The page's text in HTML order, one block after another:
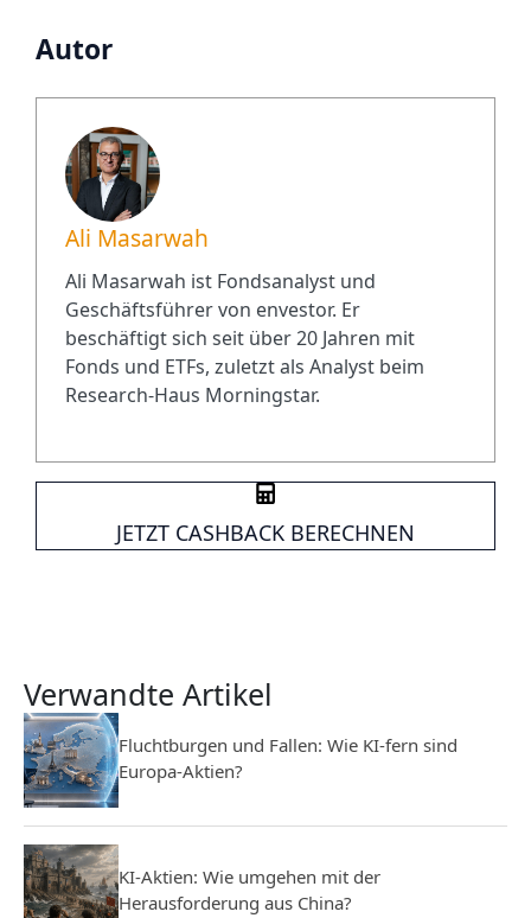
Autor
Ali Masarwah
Ali Masarwah ist Fondsanalyst und
Geschäftsführer von envestor. Er
beschäftigt sich seit über 20 Jahren mit
Fonds und ETFs, zuletzt als Analyst beim
Research-Haus Morningstar.
JETZT CASHBACK BERECHNEN
Verwandte Artikel
Fluchtburgen und Fallen: Wie KI-fern sind
Europa-Aktien?
KI-Aktien: Wie umgehen mit der
Herausforderung aus China?